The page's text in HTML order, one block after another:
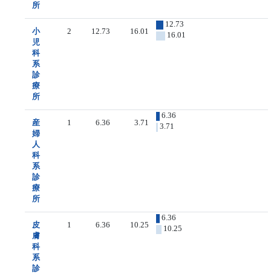
所
小
児
科
系
診
療
所
2 12.73 16.01
12.73
16.01
産
婦
人
科
系
診
療
所
1 6.36 3.71
6.36
3.71
皮
膚
科
系
診
1 6.36 10.25
6.36
10.25